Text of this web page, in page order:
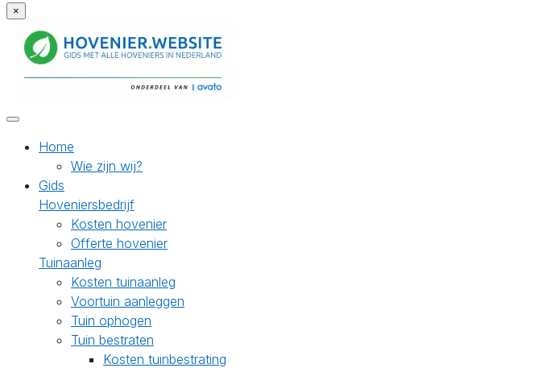
×
Home
Wie zijn wij?
Gids
Hoveniersbedrijf
Kosten hovenier
Offerte hovenier
Tuinaanleg
Kosten tuinaanleg
Voortuin aanleggen
Tuin ophogen
Tuin bestraten
Kosten tuinbestrating